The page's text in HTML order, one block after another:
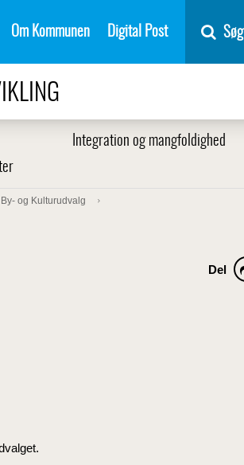
Om Kommunen Digital Post Søg
Integration og mangfoldighed
og Kulturudvalg
Del